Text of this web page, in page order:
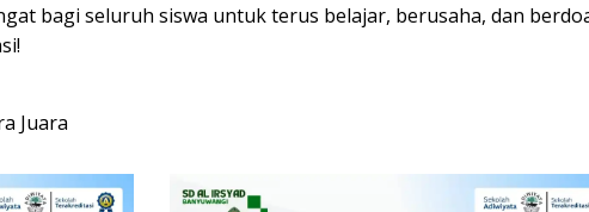
bagi seluruh siswa untuk terus belajar, berusaha, dan
Juara